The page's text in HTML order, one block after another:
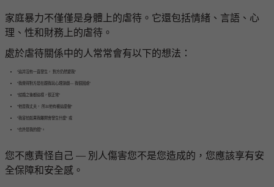
家庭暴力不僅僅是身體上的虐待。它還包括情緒、言語、心
理、性和財務上的虐待。
處於虐待關係中的人常常會有以下的想法：
"這并沒有一直發生， 對方仍然愛我"
"我覺得對方是在跟我玩心理游戲— 我很困惑"
"結婚之後都這樣，很正常"
"他是我丈夫， 所以他有權這麼做"
"我害怕如果我離開會發生什麼" 或
"也許是我的錯"。
您不應責怪自己 — 別人傷害您不是您造成的，您應該享有安
全保障和安全感。